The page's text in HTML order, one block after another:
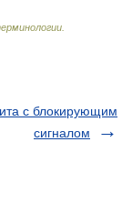
с блокирующим
сигналом